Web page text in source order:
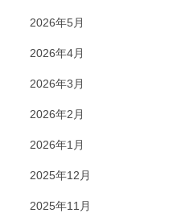
2026年5月
2026年4月
2026年3月
2026年2月
2026年1月
2025年12月
2025年11月